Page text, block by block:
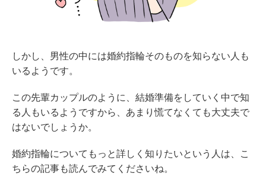
しかし、男性の中には婚約指輪そのものを知らない人も
いるようです。
この先輩カップルのように、結婚準備をしていく中で知
る人もいるようですから、あまり慌てなくても大丈夫で
はないでしょうか。
婚約指輪についてもっと詳しく知りたいという人は、こ
ちらの記事も読んでみてくださいね。